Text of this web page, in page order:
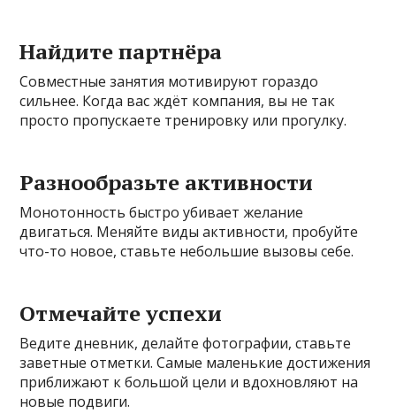
Найдите партнёра
Совместные занятия мотивируют гораздо
сильнее. Когда вас ждёт компания, вы не так
просто пропускаете тренировку или прогулку.
Разнообразьте активности
Монотонность быстро убивает желание
двигаться. Меняйте виды активности, пробуйте
что-то новое, ставьте небольшие вызовы себе.
Отмечайте успехи
Ведите дневник, делайте фотографии, ставьте
заветные отметки. Самые маленькие достижения
приближают к большой цели и вдохновляют на
новые подвиги.